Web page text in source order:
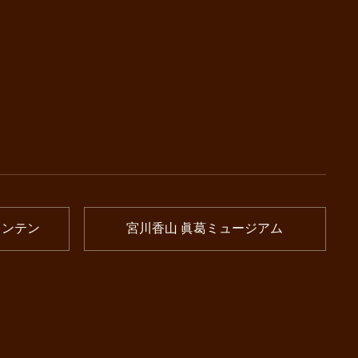
テン 宮川香山 眞葛ミュージアム